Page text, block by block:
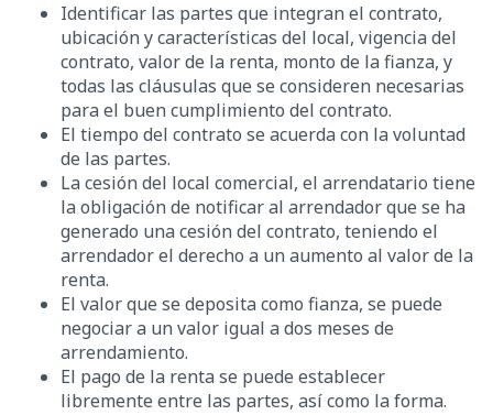
Identificar las partes que integran el contrato,
ubicación y características del local, vigencia del
contrato, valor de la renta, monto de la fianza, y
todas las cláusulas que se consideren necesarias
para el buen cumplimiento del contrato.
El tiempo del contrato se acuerda con la voluntad
de las partes.
La cesión del local comercial, el arrendatario tiene
la obligación de notificar al arrendador que se ha
generado una cesión del contrato, teniendo el
arrendador el derecho a un aumento al valor de la
renta.
El valor que se deposita como fianza, se puede
negociar a un valor igual a dos meses de
arrendamiento.
El pago de la renta se puede establecer
libremente entre las partes, así como la forma.